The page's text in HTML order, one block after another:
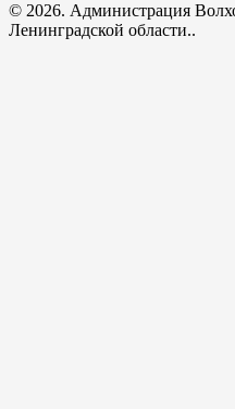
© 2026. Администрация
Ленинградской области..